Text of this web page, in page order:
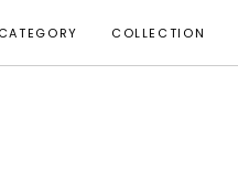
CATEGORY COLLECTION